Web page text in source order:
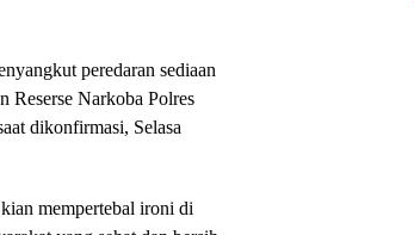
peredaran sediaan
Reserse Narkoba Polres
dikonfirmasi, Selasa
mempertebal ironi di